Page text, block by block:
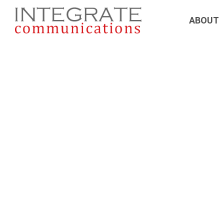
ABOUT
Hong Kong liner93
香港liner